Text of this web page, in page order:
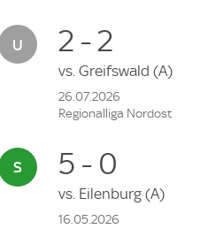
2 - 2
vs. Greifswald (A)
26.07.2026
Regionalliga Nordost
5 - 0
vs. Eilenburg (A)
16.05.2026